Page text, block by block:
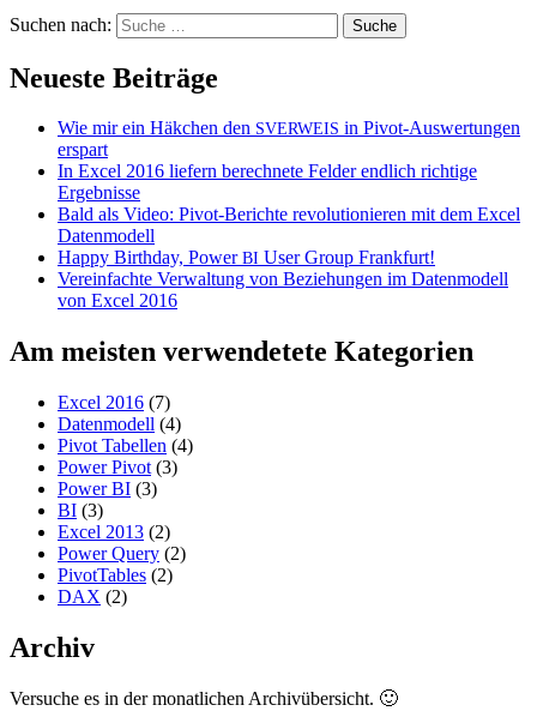
Suchen nach:
Neueste Beiträge
Wie mir ein Häkchen den SVERWEIS in Pivot-Auswertungen
erspart
In Excel 2016 liefern berechnete Felder endlich richtige
Ergebnisse
Bald als Video: Pivot-Berichte revolutionieren mit dem Excel
Datenmodell
Happy Birthday, PowerBI User Group Frankfurt!
Vereinfachte Verwaltung von Beziehungen im Datenmodell
von Excel 2016
Am meisten verwendetete Kategorien
Excel 2016 (7)
Datenmodell (4)
Pivot Tabellen (4)
Power Pivot (3)
Power BI (3)
BI (3)
Excel 2013 (2)
Power Query (2)
PivotTables (2)
DAX (2)
Archiv
Versuche es in der monatlichen Archivübersicht. 🙂